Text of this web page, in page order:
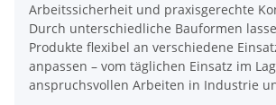
Arbeitssicherheit und praxisgerechte
Durch unterschiedliche Bauformen
Produkte flexibel an verschiedene
anpassen – vom täglichen Einsatz im
anspruchsvollen Arbeiten in Industrie